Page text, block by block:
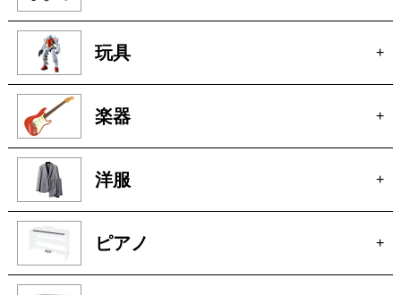
玩具 +
楽器 +
洋服 +
ピアノ +